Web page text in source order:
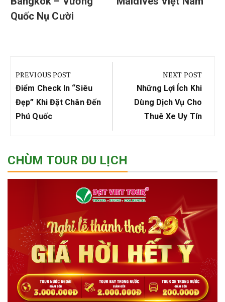
Quốc Nụ Cười
hướng
bài
viết
PREVIOUS POST
Previous
Post:
Điểm Check In “siêu
Đẹp” Khi Đặt Chân Đến
Phú Quốc
NEXT POST
Next
Post:
Những Lợi Ích Khi
Dùng Dịch Vụ Cho
Thuê Xe Uy Tín
CHÙM TOUR DU LỊCH